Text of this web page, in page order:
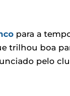
para a
trilhou boa
pelo